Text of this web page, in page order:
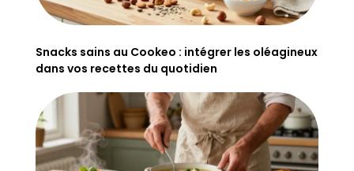
Snacks sains au Cookeo : intégrer les oléagineux
dans vos recettes du quotidien